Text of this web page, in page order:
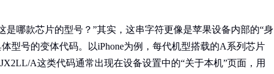
哪款芯片的型号？”其实，这串字符更像是苹果设备内部的“身
号的变体代码。以iPhone为例，每代机型搭载的A系列芯片
A这类代码通常出现在设备设置中的“关于本机”页面，用